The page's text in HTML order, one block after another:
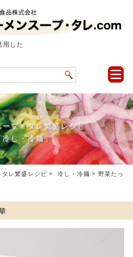
用した
toggle
プ・タレ繁盛レシピ
冷し・冷麺」
レ繁盛レシピ >冷し・冷麺 > 野菜たっ